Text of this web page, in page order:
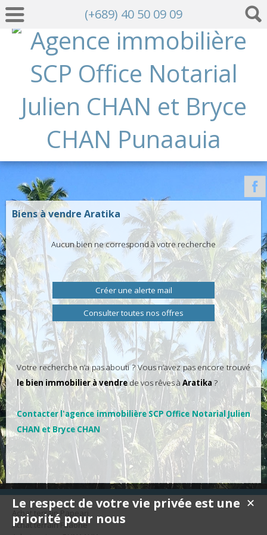
(+689) 40 50 09 09
Biens à vendre Aratika
Aucun bien ne correspond à votre recherche
Créer une alerte mail
Consulter toutes nos offres
Votre recherche n’a pas abouti ? Vous n’avez pas encore trouvé
le bien immobilier à vendrede vos rêves à Aratika ?
Contacter l'agence immobilière SCP Office Notarial Julien
CHAN et Bryce CHAN
Achat terrain Papeari
Achat terrain Faaone
✕
Le respect de votre vie privée est une
priorité pour nous